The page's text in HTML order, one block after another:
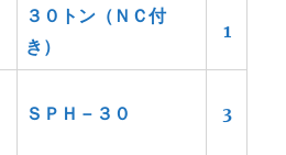
３０トン（ＮＣ付
き）
1
ＳＰＨ－３０ 3